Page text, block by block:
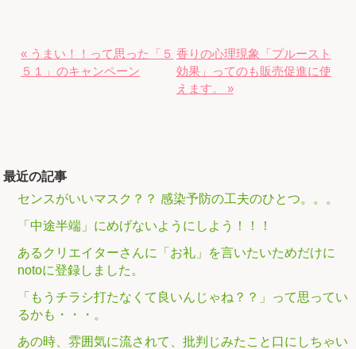
« うまい！！って思った「５
５１」のキャンペーン
香りの心理現象「プルースト
効果」ってのも販売促進に使
えます。 »
最近の記事
センスがいいマスク？？ 感染予防の工夫のひとつ。。。
「中途半端」にめげないようにしよう！！！
あるクリエイターさんに「お礼」を言いたいためだけに
notoに登録しました。
「もうチラシ打たなくて良いんじゃね？？」って思ってい
るかも・・・。
あの時、雰囲気に流されて、批判じみたこと口にしちゃい